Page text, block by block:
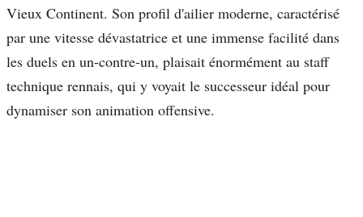
Vieux Continent. Son profil d'ailier moderne, caractérisé
par une vitesse dévastatrice et une immense facilité dans
les duels en un-contre-un, plaisait énormément au staff
technique rennais, qui y voyait le successeur idéal pour
dynamiser son animation offensive.